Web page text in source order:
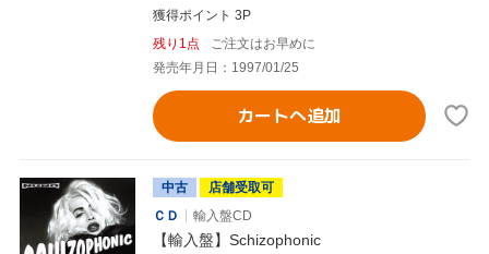
獲得ポイント 3P
残り1点
ご注文はお早めに
発売年月日：1997/01/25
カートへ追加
中古
店舗受取可
ＣＤ
輸入盤CD
【輸入盤】Schizophonic